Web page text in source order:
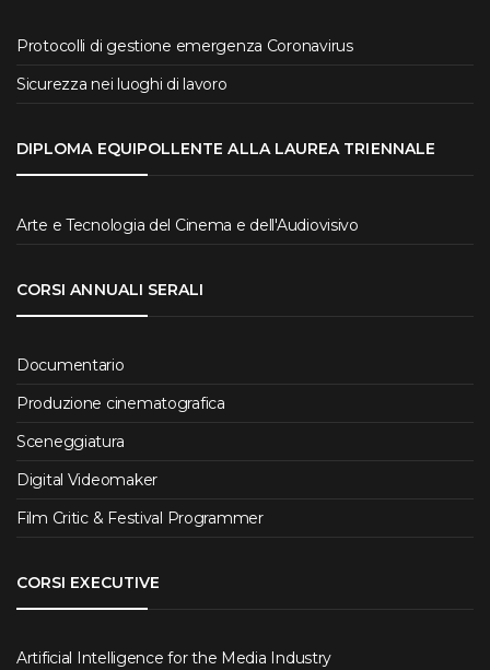
Protocolli di gestione emergenza Coronavirus
Sicurezza nei luoghi di lavoro
DIPLOMA EQUIPOLLENTE ALLA LAUREA TRIENNALE
Arte e Tecnologia del Cinema e dell'Audiovisivo
CORSI ANNUALI SERALI
Documentario
Produzione cinematografica
Sceneggiatura
Digital Videomaker
Film Critic & Festival Programmer
CORSI EXECUTIVE
Artificial Intelligence for the Media Industry